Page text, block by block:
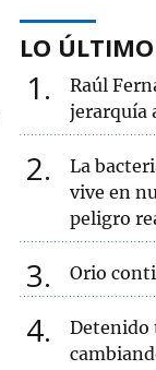
LO ÚLTIMO
1
Raúl
jerarquía
2
La
vive en
peligro
3 Orio
4
Detenido